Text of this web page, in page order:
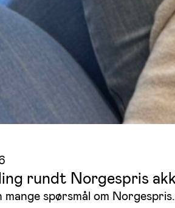
rundt Norgespris
spørsmål om